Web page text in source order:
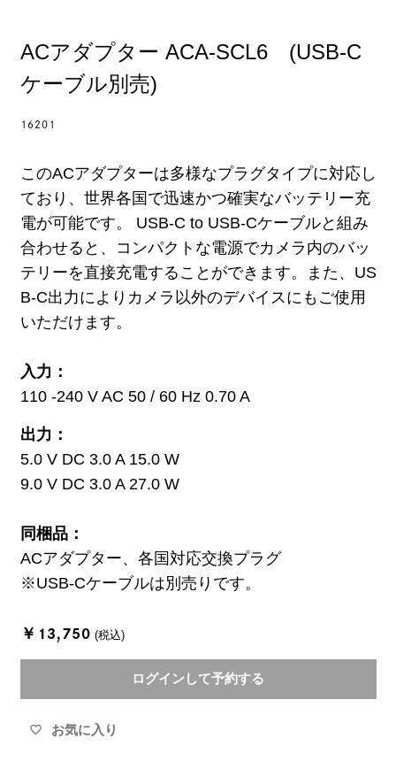
ACアダプター ACA-SCL6 (USB-C
ケーブル別売)
16201
このACアダプターは多様なプラグタイプに対応し
ており、世界各国で迅速かつ確実なバッテリー充
電が可能です。 USB-C to USB-Cケーブルと組み
合わせると、コンパクトな電源でカメラ内のバッ
テリーを直接充電することができます。また、US
B-C出力によりカメラ以外のデバイスにもご使用
いただけます。
入力：
110 -240 V AC 50 / 60 Hz 0.70 A
出力：
5.0 V DC 3.0 A 15.0 W
9.0 V DC 3.0 A 27.0 W
同梱品：
ACアダプター、各国対応交換プラグ
※USB-Cケーブルは別売りです。
￥13,750 (税込)
ログインして予約する
favorite_border お気に入り